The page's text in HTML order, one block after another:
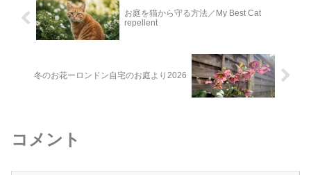
お庭を猫から守る方法／My Best Cat
repellent
冬のお花ーロンドン自宅のお庭より2026
コメント